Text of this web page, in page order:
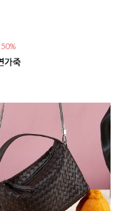
50%